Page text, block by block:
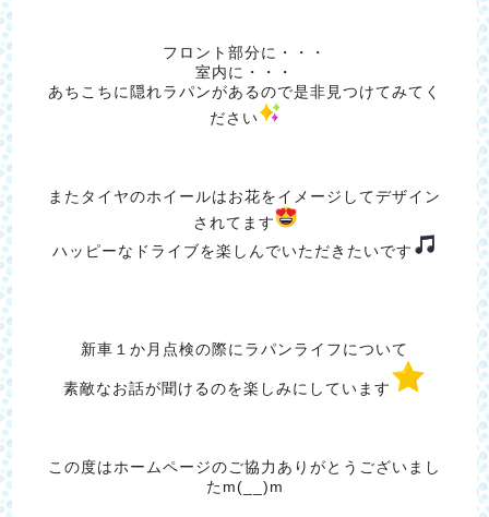
フロント部分に・・・
室内に・・・
あちこちに隠れラパンがあるので是非見つけてみてく
ださい
またタイヤのホイールはお花をイメージしてデザイン
されてます
ハッピーなドライブを楽しんでいただきたいです
新車１か月点検の際にラパンライフについて
素敵なお話が聞けるのを楽しみにしています
この度はホームページのご協力ありがとうございまし
たm(__)m